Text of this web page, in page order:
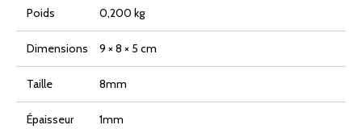
Avance
7000
Poids 0,200 kg
Dimensions 9 × 8 × 5 cm
Taille 8mm
Épaisseur 1mm